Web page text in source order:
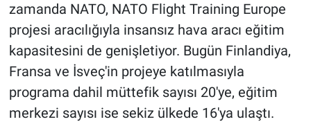
zamanda NATO, NATO Flight Training Europe
projesi aracılığıyla insansız hava aracı eğitim
kapasitesini de genişletiyor. Bugün Finlandiya,
Fransa ve İsveç'in projeye katılmasıyla
programa dahil müttefik sayısı 20'ye, eğitim
merkezi sayısı ise sekiz ülkede 16'ya ulaştı.